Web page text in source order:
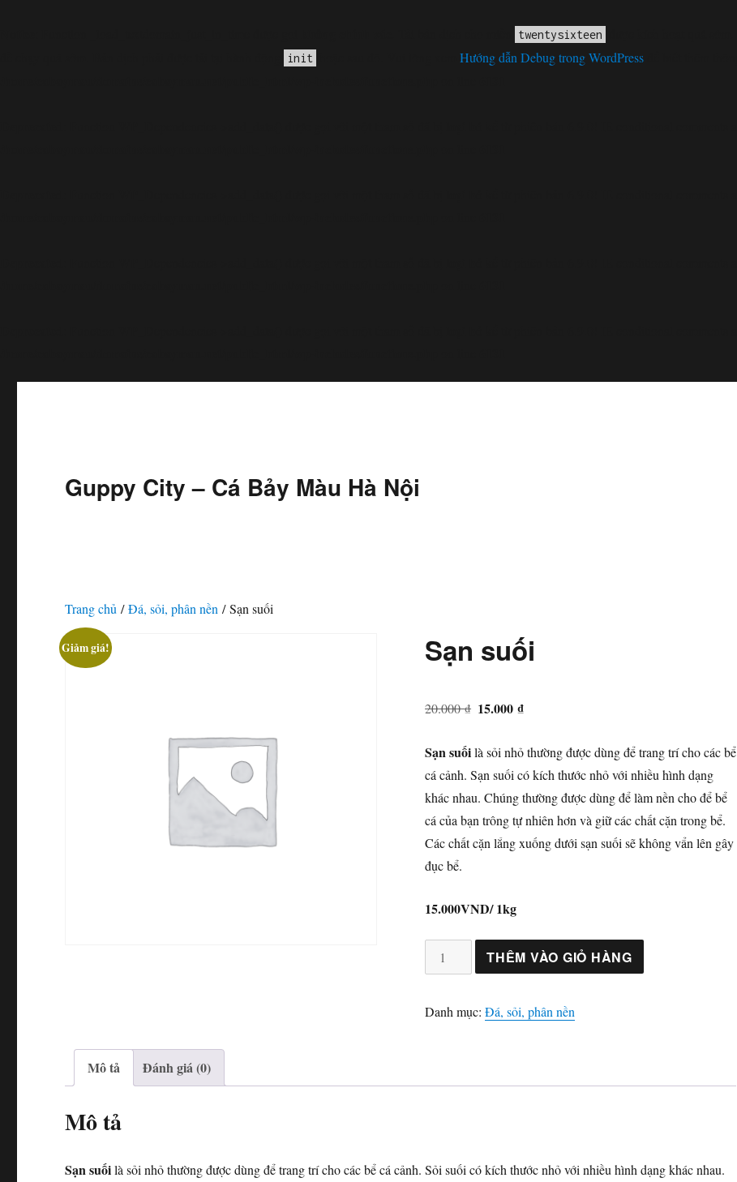
twentysixteen
init Hướng dẫn Debug trong WordPress
Guppy City – Cá Bảy Màu Hà Nội
Trang chủ /Đá, sỏi, phân nền / Sạn suối
Giảm giá! Sạn suối
20.000₫ Giá
là:
20.000 ₫.
15.000₫
tại
là:
15.000 ₫.
Sạn suốilà sỏi nhỏ thường được dùng để trang trí cho các bể
cá cảnh. Sạn suối có kích thước nhỏ với nhiều hình dạng
khác nhau. Chúng thường được dùng để làm nền cho để bể
cá của bạn trông tự nhiên hơn và giữ các chất cặn trong bể.
Các chất cặn lắng xuống dưới sạn suối sẽ không vẩn lên gây
đục bể.
15.000VND/ 1kg
Sạn
suối
lượng
THÊM VÀO GIỎ HÀNG
Danh mục:Đá, sỏi, phân nền
Mô tả Đánh giá (0)
Mô tả
Sạn suốilà sỏi nhỏ thường được dùng để trang trí cho các bể cá cảnh. Sỏi suối có kích thước nhỏ với nhiều hình dạng khác nhau.